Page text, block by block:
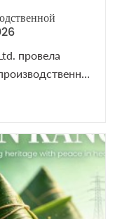
провела